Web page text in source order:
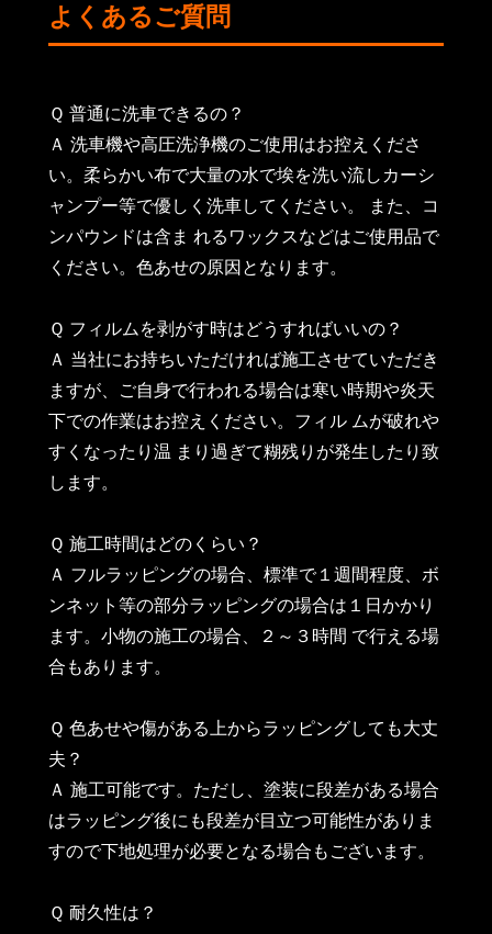
よくあるご質問
Ｑ 普通に洗車できるの？
Ａ 洗車機や高圧洗浄機のご使用はお控えくださ
い。柔らかい布で大量の水で埃を洗い流しカーシ
ャンプー等で優しく洗車してください。 また、コ
ンパウンドは含ま れるワックスなどはご使用品で
ください。色あせの原因となります。
Ｑ フィルムを剥がす時はどうすればいいの？
Ａ 当社にお持ちいただければ施工させていただき
ますが、ご自身で行われる場合は寒い時期や炎天
下での作業はお控えください。フィル ムが破れや
すくなったり温 まり過ぎて糊残りが発生したり致
します。
Ｑ 施工時間はどのくらい？
Ａ フルラッピングの場合、標準で１週間程度、ボ
ンネット等の部分ラッピングの場合は１日かかり
ます。小物の施工の場合、２～３時間 で行える場
合もあります。
Ｑ 色あせや傷がある上からラッピングしても大丈
夫？
Ａ 施工可能です。ただし、塗装に段差がある場合
はラッピング後にも段差が目立つ可能性がありま
すので下地処理が必要となる場合もございます。
Ｑ 耐久性は？